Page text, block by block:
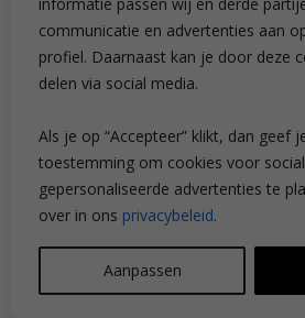
communicatie en advertenties aan
profiel. Daarnaast kan je door deze
delen via social media.
Als je op “Accepteer” klikt, dan geef
toestemming om cookies voor
gepersonaliseerde advertenties te
over in ons privacybeleid.
Aanpassen
Art Alert!